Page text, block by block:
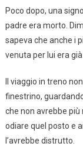
Poco dopo, una
padre era morto.
sapeva che anche i
venuta per lui era
Il viaggio in treno
finestrino,
che non avrebbe più
odiare quel posto e
l’avrebbe distrutto.